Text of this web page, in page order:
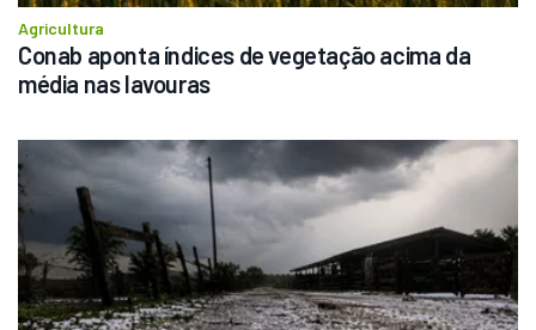
Agricultura
Conab aponta índices de vegetação acima da
média nas lavouras